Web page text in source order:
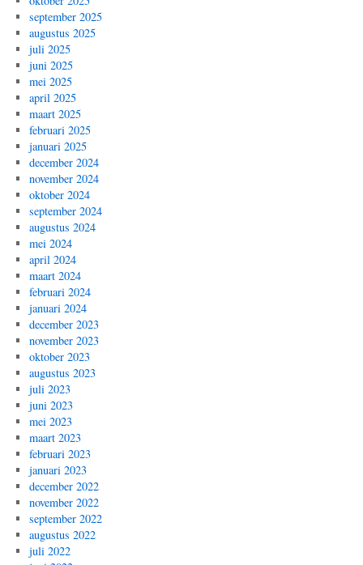
september 2025
augustus 2025
juli 2025
juni 2025
mei 2025
april 2025
maart 2025
februari 2025
januari 2025
december 2024
november 2024
oktober 2024
september 2024
augustus 2024
mei 2024
april 2024
maart 2024
februari 2024
januari 2024
december 2023
november 2023
oktober 2023
augustus 2023
juli 2023
juni 2023
mei 2023
maart 2023
februari 2023
januari 2023
december 2022
november 2022
september 2022
augustus 2022
juli 2022